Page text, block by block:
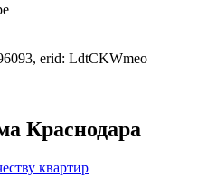
erid: LdtCKWmeo
Краснодара
квартир